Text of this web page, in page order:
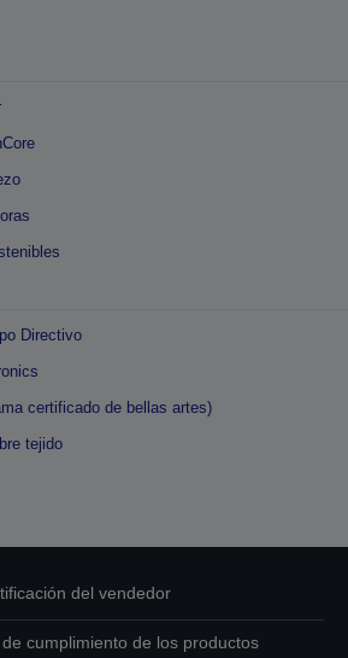
Directivo
certificado de bellas artes)
tejido
del vendedor
cumplimiento de los productos